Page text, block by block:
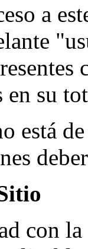
a
en su
está
con